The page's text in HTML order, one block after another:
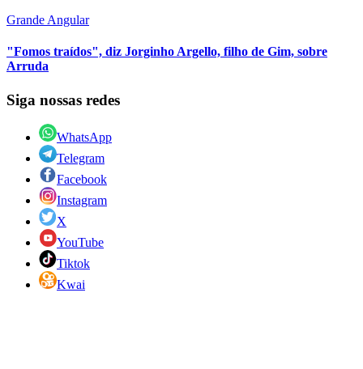
Grande Angular
"Fomos traídos", diz Jorginho Argello, filho de Gim, sobre
Arruda
Siga nossas redes
WhatsApp
Telegram
Facebook
Instagram
X
YouTube
Tiktok
Kwai